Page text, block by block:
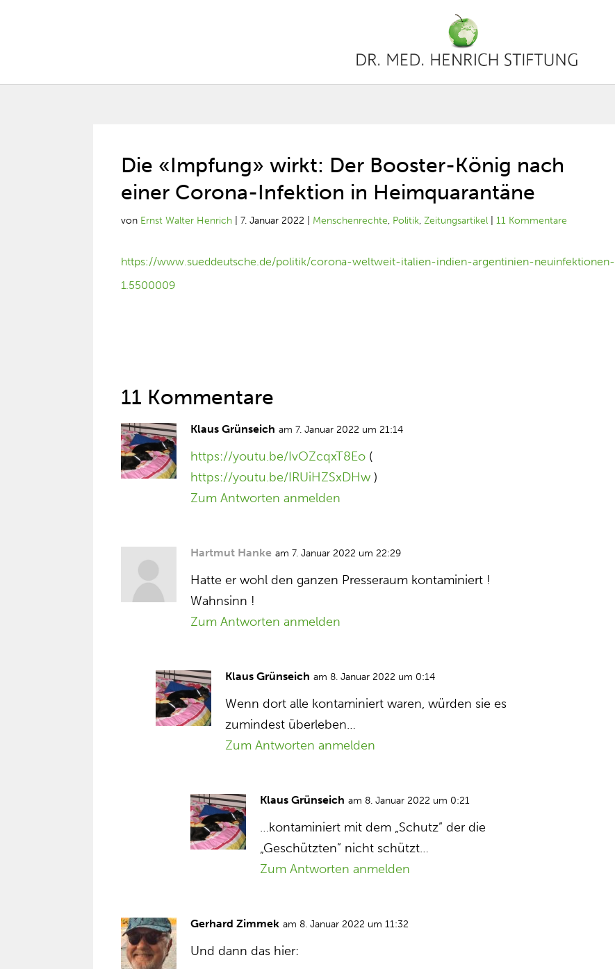
Die «Impfung» wirkt: Der Booster-König nach
einer Corona-Infektion in Heimquarantäne
von Ernst Walter Henrich |7. Januar 2022 Menschenrechte, Politik,Zeitungsartikel |11 Kommentare
https://www.sueddeutsche.de/politik/corona-weltweit-italien-indien-argentinien-neuinfektionen-
1.5500009
11 Kommentare
Klaus Grünseich am 7. Januar 2022 um 21:14
https://youtu.be/IvOZcqxT8Eo (
https://youtu.be/IRUiHZSxDHw )
Zum Antworten anmelden
Hartmut Hanke am 7. Januar 2022 um 22:29
Hatte er wohl den ganzen Presseraum kontaminiert !
Wahnsinn !
Zum Antworten anmelden
Klaus Grünseich am 8. Januar 2022 um 0:14
Wenn dort alle kontaminiert waren, würden sie es
zumindest überleben…
Zum Antworten anmelden
Klaus Grünseich am 8. Januar 2022 um 0:21
…kontaminiert mit dem „Schutz” der die
„Geschützten” nicht schützt…
Zum Antworten anmelden
Gerhard Zimmek am 8. Januar 2022 um 11:32
Und dann das hier: